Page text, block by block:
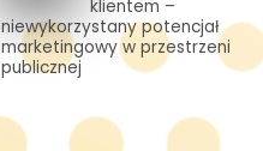
klientem –
niewykorzystany potencjał
marketingowy w przestrzeni
publicznej